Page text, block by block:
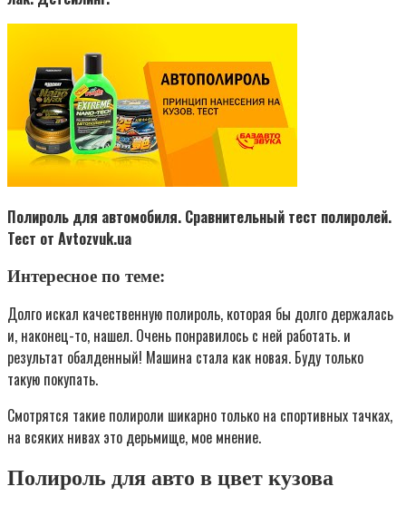
Полироль для автомобиля. Сравнительный тест полиролей.
Тест от Avtozvuk.ua
Интересное по теме:
Долго искал качественную полироль, которая бы долго держалась
и, наконец-то, нашел. Очень понравилось с ней работать. и
результат обалденный! Машина стала как новая. Буду только
такую покупать.
Смотрятся такие полироли шикарно только на спортивных тачках,
на всяких нивах это дерьмище, мое мнение.
Полироль для авто в цвет кузова